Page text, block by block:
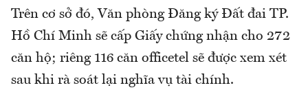
Trên cơ sở đó, Văn phòng Đăng ký Đất đai TP.
Hồ Chí Minh sẽ cấp Giấy chứng nhận cho 272
căn hộ; riêng 116 căn officetel sẽ được xem xét
sau khi rà soát lại nghĩa vụ tài chính.